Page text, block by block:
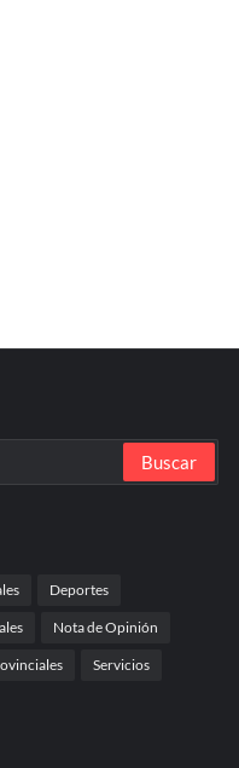
Deportes
Nota de Opinión
Servicios